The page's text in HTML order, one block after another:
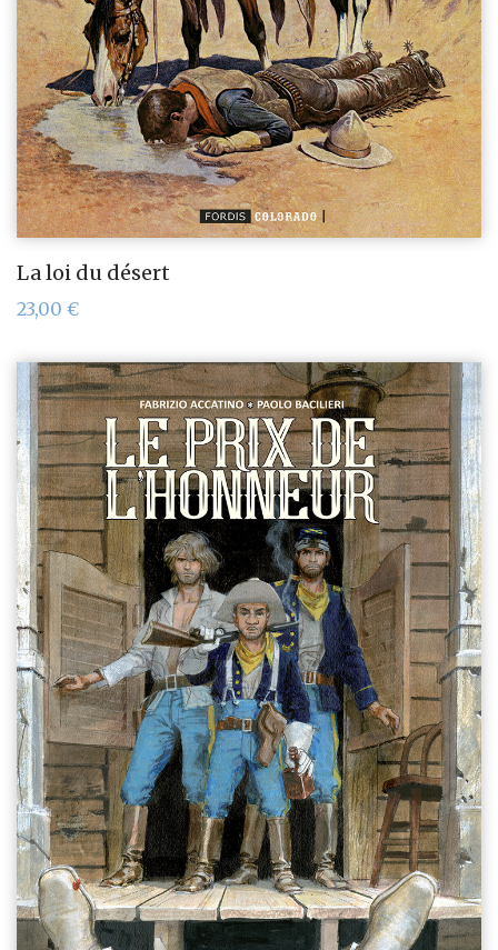
La loi du désert
23,00 €